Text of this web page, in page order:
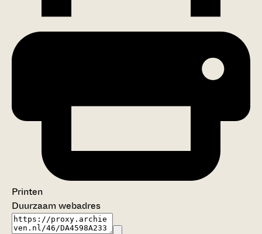
Printen
Duurzaam webadres